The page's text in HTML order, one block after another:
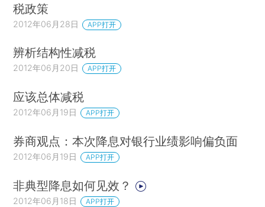
税政策
2012年06月28日 APP打开
辨析结构性减税
2012年06月20日 APP打开
应该总体减税
2012年06月19日 APP打开
券商观点：本次降息对银行业绩影响偏负面
2012年06月19日 APP打开
非典型降息如何见效？
2012年06月18日 APP打开